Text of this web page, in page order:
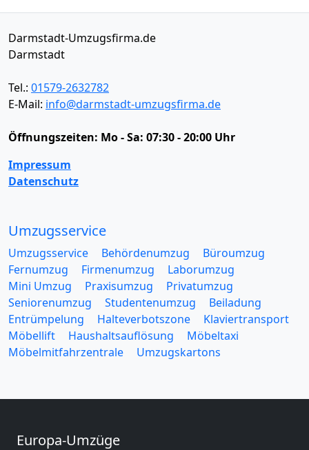
Darmstadt-Umzugsfirma.de
Darmstadt
Tel.: 01579-2632782
E-Mail: info@darmstadt-umzugsfirma.de
Öffnungszeiten: Mo - Sa: 07:30 - 20:00 Uhr
Impressum
Datenschutz
Umzugsservice
Umzugsservice Behördenumzug
Büroumzug
Fernumzug
Firmenumzug
Laborumzug
Mini Umzug
Praxisumzug
Privatumzug
Seniorenumzug
Studentenumzug
Beiladung
Entrümpelung
Halteverbotszone
Klaviertransport
Möbellift
Haushaltsauflösung
Möbeltaxi
Möbelmitfahrzentrale
Umzugskartons
Europa-Umzüge